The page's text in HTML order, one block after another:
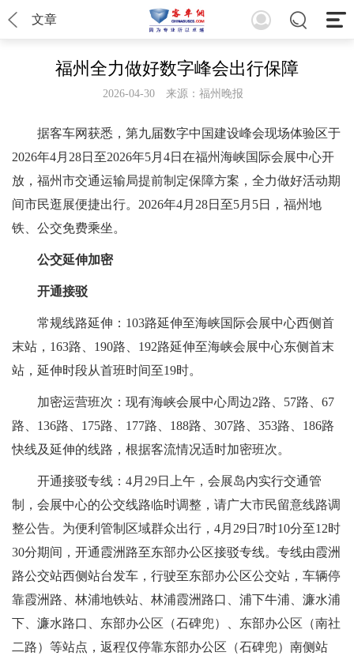
文章
福州全力做好数字峰会出行保障
2026-04-30 来源：福州晚报
据客车网获悉，第九届数字中国建设峰会现场体验区于
2026年4月28日至2026年5月4日在福州海峡国际会展中心开
放，福州市交通运输局提前制定保障方案，全力做好活动期
间市民逛展便捷出行。2026年4月28日至5月5日，福州地
铁、公交免费乘坐。
公交延伸加密
开通接驳
常规线路延伸：103路延伸至海峡国际会展中心西侧首
末站，163路、190路、192路延伸至海峡会展中心东侧首末
站，延伸时段从首班时间至19时。
加密运营班次：现有海峡会展中心周边2路、57路、67
路、136路、175路、177路、188路、307路、353路、186路
快线及延伸的线路，根据客流情况适时加密班次。
开通接驳专线：4月29日上午，会展岛内实行交通管
制，会展中心的公交线路临时调整，请广大市民留意线路调
整公告。为便利管制区域群众出行，4月29日7时10分至12时
30分期间，开通霞洲路至东部办公区接驳专线。专线由霞洲
路公交站西侧站台发车，行驶至东部办公区公交站，车辆停
靠霞洲路、林浦地铁站、林浦霞洲路口、浦下牛浦、濂水浦
下、濂水路口、东部办公区（石碑兜）、东部办公区（南社
二路）等站点，返程仅停靠东部办公区（石碑兜）南侧站